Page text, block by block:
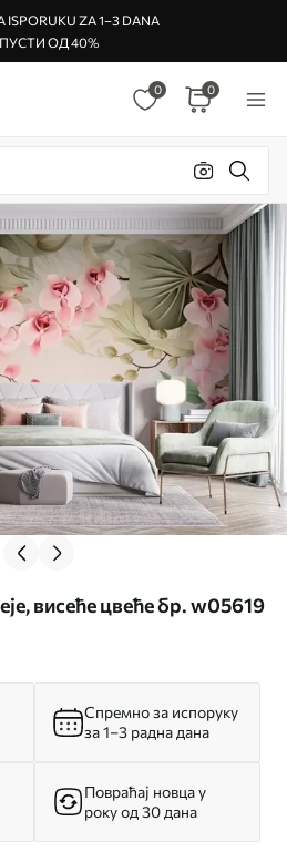
ISPORUKU ZA 1–3 DANA
ОД 40%
0 0
висеће цвеће бр. w05619
Спремно за испоруку
за 1–3 радна дана
Повраћај новца у
року од 30 дана